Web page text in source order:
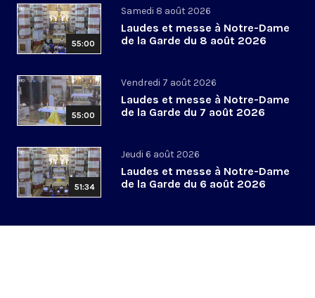
55:00
Samedi 8 août 2026
Laudes et messe à Notre-Dame
de la Garde du 8 août 2026
55:00
Vendredi 7 août 2026
Laudes et messe à Notre-Dame
de la Garde du 7 août 2026
51:34
Jeudi 6 août 2026
Laudes et messe à Notre-Dame
de la Garde du 6 août 2026